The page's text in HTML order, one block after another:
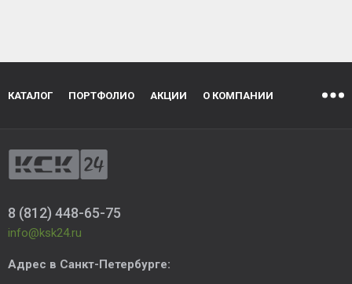
КАТАЛОГ ПОРТФОЛИО АКЦИИ О КОМПАНИИ
8 (812) 448-65-75
info@ksk24.ru
Адрес в Санкт-Петербурге: